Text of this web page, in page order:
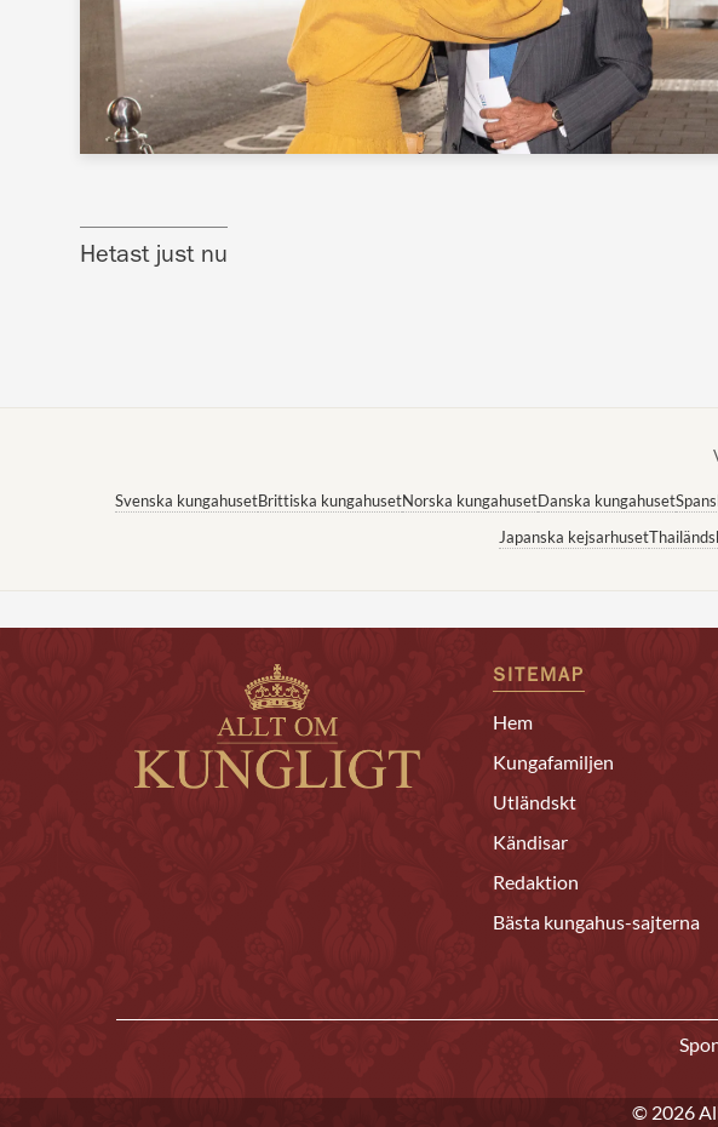
Hetast just nu
Svenska kungahusetBrittiska kungahusetNorska kungahusetDanska kungahuset
Japanska kejsarhuset
SITEMAP
Hem
Kungafamiljen
Utländskt
Kändisar
Redaktion
Bästa kungahus-sajterna
© 2026